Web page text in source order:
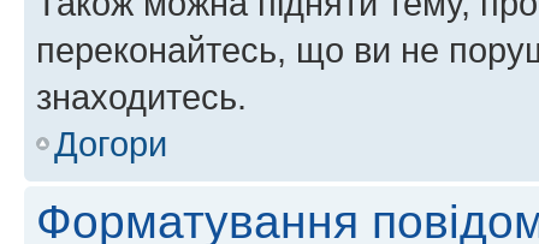
переконайтесь, що ви не
знаходитесь.
Догори
Форматування